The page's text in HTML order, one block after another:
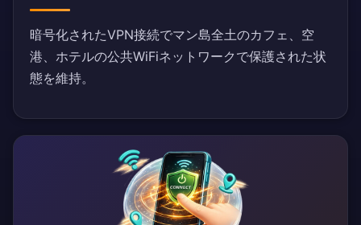
暗号化されたVPN接続でマン島全土のカフェ、空
港、ホテルの公共WiFiネットワークで保護された状
態を維持。